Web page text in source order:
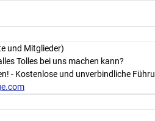
und Mitglieder)
Tolles bei uns machen kann?
- Kostenlose und unverbindliche